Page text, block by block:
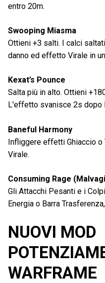
entro 20m.
Swooping Miasma
Ottieni +3 salti. I calci
danno ed effetto Virale in
Kexat’s Pounce
Salta più in alto. Ottieni
L'effetto svanisce 2s dopo
Baneful Harmony
Infliggere effetti Ghiaccio
Virale.
Consuming Rage
Gli Attacchi Pesanti e i
Energia o Barra
NUOVI MOD
WARFRAME